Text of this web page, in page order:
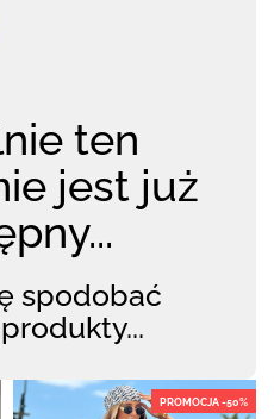
ten
jest już
spodobać
PROMOCJA -50%